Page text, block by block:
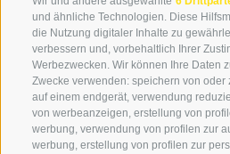
und ähnliche Technologien. Diese
die Nutzung digitaler Inhalte zu
verbessern und, vorbehaltlich Ihrer
Werbezwecken. Wir können Ihre Daten
Zwecke verwenden: speichern von oder
auf einem endgerät, verwendung
von werbeanzeigen, erstellung von
werbung, verwendung von profilen zur
werbung, erstellung von profilen zur
+39 0474 976139
info@globoalpin.com
SERVICE
Kontakt